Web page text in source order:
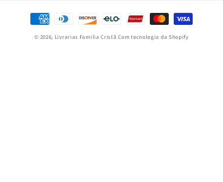
Formas
de
pagamento
© 2026, Livrarias Familia Cristã Com tecnologia da Shopify